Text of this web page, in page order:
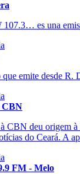
es una
emite desde R.
CBN
CBN deu origem
do Ceará. A
FM - Melo